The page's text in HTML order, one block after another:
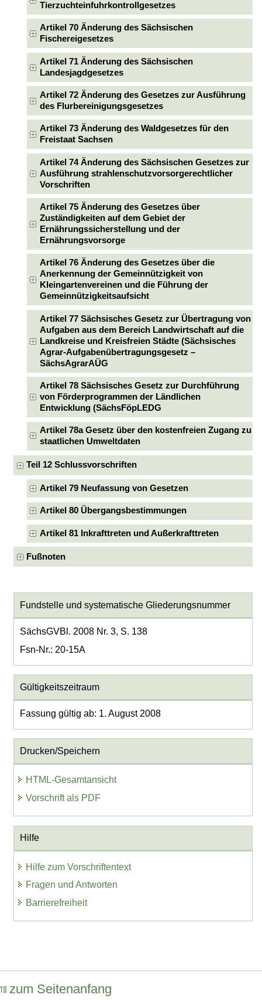
Tierzuchteinfuhrkontrollgesetzes
Artikel 70 Änderung des Sächsischen
Fischereigesetzes
Artikel 71 Änderung des Sächsischen
Landesjagdgesetzes
Artikel 72 Änderung des Gesetzes zur Ausführung
des Flurbereinigungsgesetzes
Artikel 73 Änderung des Waldgesetzes für den
Freistaat Sachsen
Artikel 74 Änderung des Sächsischen Gesetzes zur
Ausführung strahlenschutzvorsorgerechtlicher
Vorschriften
Artikel 75 Änderung des Gesetzes über
Zuständigkeiten auf dem Gebiet der
Ernährungssicherstellung und der
Ernährungsvorsorge
Artikel 76 Änderung des Gesetzes über die
Anerkennung der Gemeinnützigkeit von
Kleingartenvereinen und die Führung der
Gemeinnützigkeitsaufsicht
Artikel 77 Sächsisches Gesetz zur Übertragung von
Aufgaben aus dem Bereich Landwirtschaft auf die
Landkreise und Kreisfreien Städte (Sächsisches
Agrar-Aufgabenübertragungsgesetz –
SächsAgrarAÜG
Artikel 78 Sächsisches Gesetz zur Durchführung
von Förderprogrammen der Ländlichen
Entwicklung (SächsFöpLEDG
Artikel 78a Gesetz über den kostenfreien Zugang zu
staatlichen Umweltdaten
Teil 12 Schlussvorschriften
Artikel 79 Neufassung von Gesetzen
Artikel 80 Übergangsbestimmungen
Artikel 81 Inkrafttreten und Außerkrafttreten
Fußnoten
Fundstelle und systematische Gliederungsnummer
SächsGVBl. 2008 Nr. 3, S. 138
Fsn-Nr.: 20-15A
Gültigkeitszeitraum
Fassung gültig ab: 1. August 2008
Drucken/Speichern
HTML-Gesamtansicht
Vorschrift als PDF
Hilfe
Hilfe zum Vorschriftentext
Fragen und Antworten
Barrierefreiheit
zum Seitenanfang